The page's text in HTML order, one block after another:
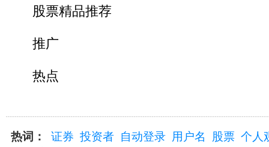
股票精品推荐
推广
热点
热词： 证券 投资者 自动登录 用户名 股票 个人